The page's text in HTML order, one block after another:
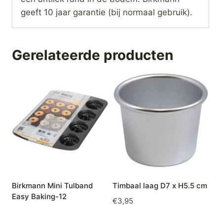
geeft 10 jaar garantie (bij normaal gebruik).
Gerelateerde producten
Birkmann Mini Tulband
Easy Baking-12
Timbaal laag D7 x H5.5 cm
€3,95